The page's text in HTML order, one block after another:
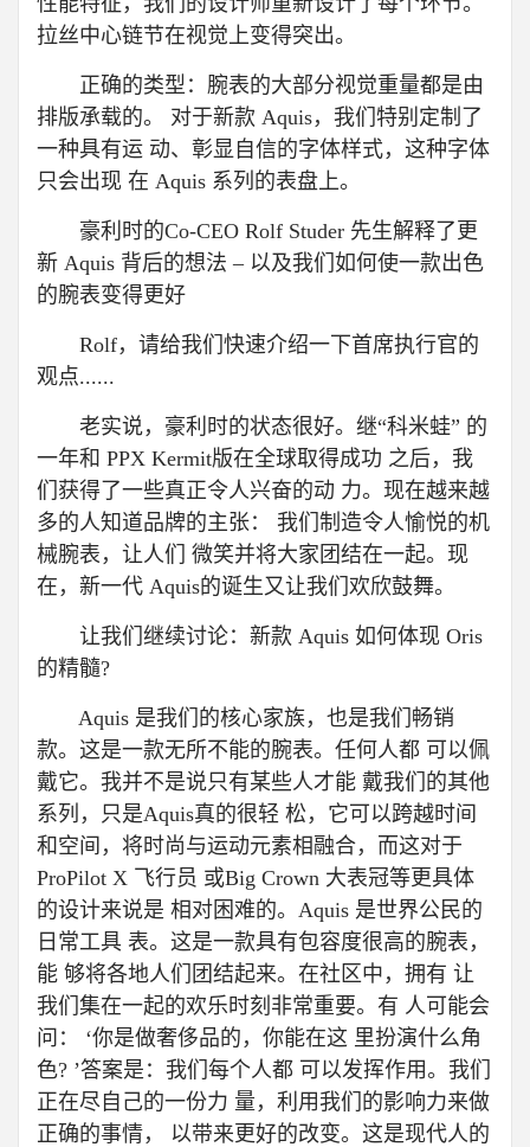
拉丝中心链节在视觉上变得突出。
正确的类型：腕表的大部分视觉重量都是由
排版承载的。 对于新款 Aquis，我们特别定制了
一种具有运 动、彰显自信的字体样式，这种字体
只会出现 在 Aquis 系列的表盘上。
豪利时的Co-CEO Rolf Studer 先生解释了更
新 Aquis 背后的想法 – 以及我们如何使一款出色
的腕表变得更好
Rolf，请给我们快速介绍一下首席执行官的
观点......
老实说，豪利时的状态很好。继“科米蛙” 的
一年和 PPX Kermit版在全球取得成功 之后，我
们获得了一些真正令人兴奋的动 力。现在越来越
多的人知道品牌的主张： 我们制造令人愉悦的机
械腕表，让人们 微笑并将大家团结在一起。现
在，新一代 Aquis的诞生又让我们欢欣鼓舞。
让我们继续讨论：新款 Aquis 如何体现 Oris
的精髓?
Aquis 是我们的核心家族，也是我们畅销
款。这是一款无所不能的腕表。任何人都 可以佩
戴它。我并不是说只有某些人才能 戴我们的其他
系列，只是Aquis真的很轻 松，它可以跨越时间
和空间，将时尚与运动元素相融合，而这对于
ProPilot X 飞行员 或Big Crown 大表冠等更具体
的设计来说是 相对困难的。Aquis 是世界公民的
日常工具 表。这是一款具有包容度很高的腕表，
能 够将各地人们团结起来。在社区中，拥有 让
我们集在一起的欢乐时刻非常重要。有 人可能会
问： ‘你是做奢侈品的，你能在这 里扮演什么角
色? ’答案是：我们每个人都 可以发挥作用。我们
正在尽自己的一份力 量，利用我们的影响力来做
正确的事情， 以带来更好的改变。这是现代人的